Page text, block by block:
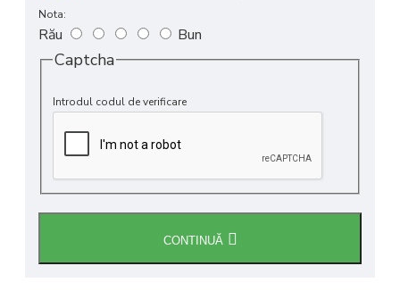
Nota:
Rău Bun
Captcha
Introdul codul de verificare
CONTINUĂ